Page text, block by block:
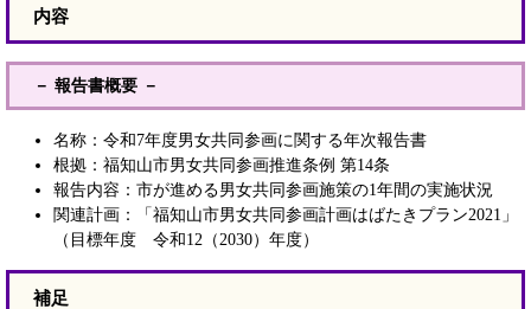
内容
－ 報告書概要 －​
名称：令和7年度男女共同参画に関する年次報告書
根拠：福知山市男女共同参画推進条例 第14条
報告内容：市が進める男女共同参画施策の1年間の実施状況
関連計画：「福知山市男女共同参画計画はばたきプラン2021」
（目標年度 令和12（2030）年度）
補足